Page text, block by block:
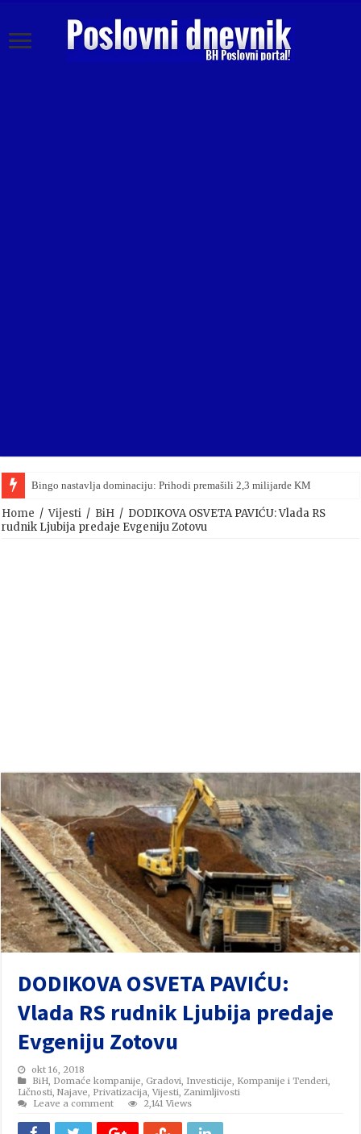
Bingo nastavlja dominaciju: Prihodi premašili 2,3 milijarde KM
Home / Vijesti / BiH / DODIKOVA OSVETA PAVIĆU: Vlada RS
rudnik Ljubija predaje Evgeniju Zotovu
DODIKOVA OSVETA PAVIĆU:
Vlada RS rudnik Ljubija predaje
Evgeniju Zotovu
okt 16, 2018
BiH, Domaće kompanije, Gradovi, Investicije, Kompanije i Tenderi,
Ličnosti,Najave, Privatizacija,Vijesti,Zanimljivosti
Leave a comment
2,141 Views